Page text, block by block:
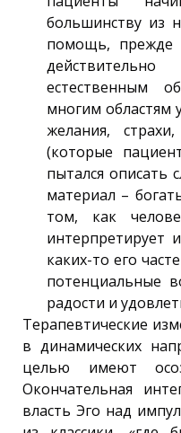
большинству из
помощь, прежде
естественным
многим областям
желания,
(которые
пытался описать
материал –
том, как
интерпретирует
каких-то его
потенциальные
радости и
Терапевтические
в динамических
целью имеют
Окончательная
власть Эго над